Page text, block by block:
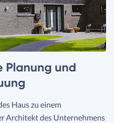
Planung und
Haus zu einem
Architekt des Unternehmens